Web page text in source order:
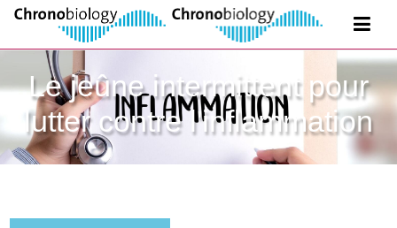
Le jeûne intermittent pour
lutter contre l'inflammation